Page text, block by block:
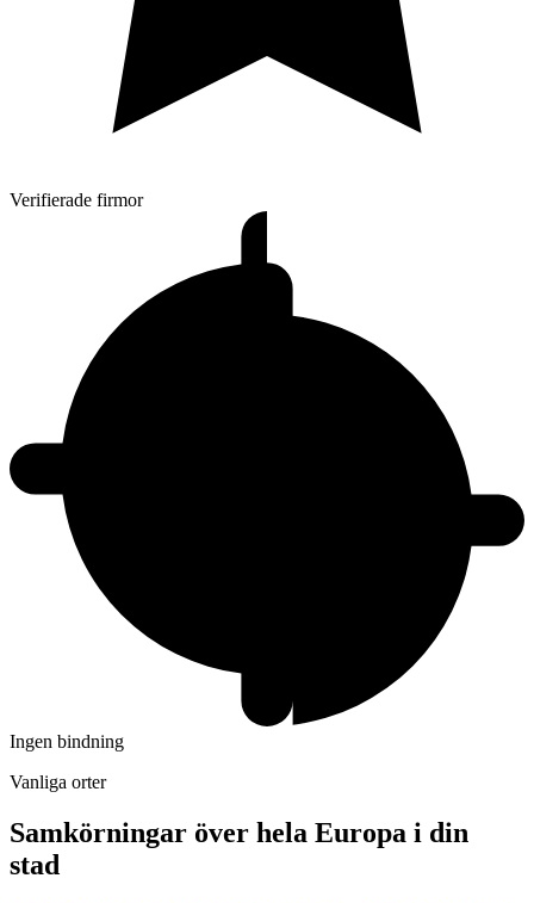
Verifierade firmor
Ingen bindning
Vanliga orter
Samkörningar över hela Europa i din
stad